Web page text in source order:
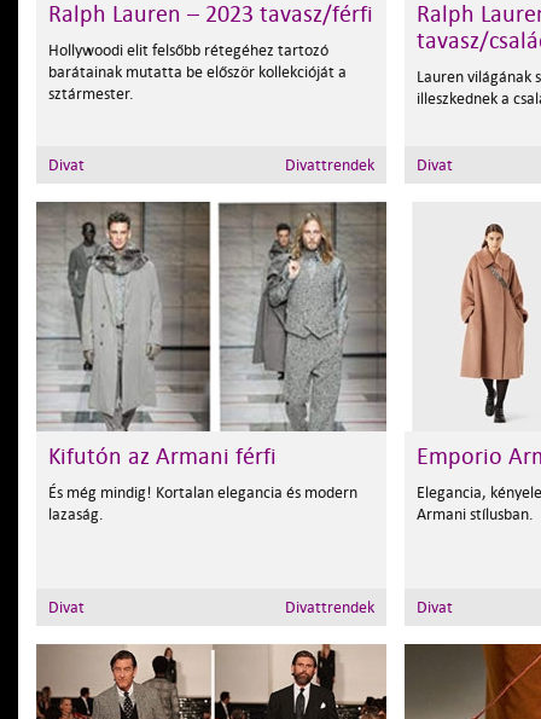
Ralph Lauren – 2023 tavasz/férfi
Hollywoodi elit felsőbb rétegéhez tartozó
barátainak mutatta be először kollekcióját a
sztármester.
Divat Divattrendek
Ralph
tavasz/
Lauren világának
illeszkednek a
Divat
Kifutón az Armani férfi
És még mindig! Kortalan elegancia és modern
lazaság.
Divat Divattrendek
Emporio
Elegancia,
Armani stílusban.
Divat